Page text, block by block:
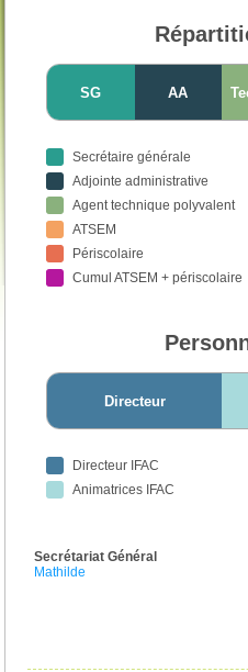
SG AA
Secrétaire générale
Adjointe administrative
Agent technique polyvalent
ATSEM
Périscolaire
Cumul ATSEM + périscolaire
Directeur
Directeur IFAC
Animatrices IFAC
Secrétariat Général
Mathilde